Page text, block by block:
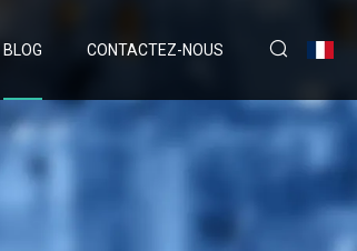
BLOG CONTACTEZ-NOUS